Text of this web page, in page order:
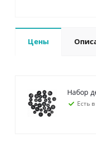
Цены
Набор
Есть